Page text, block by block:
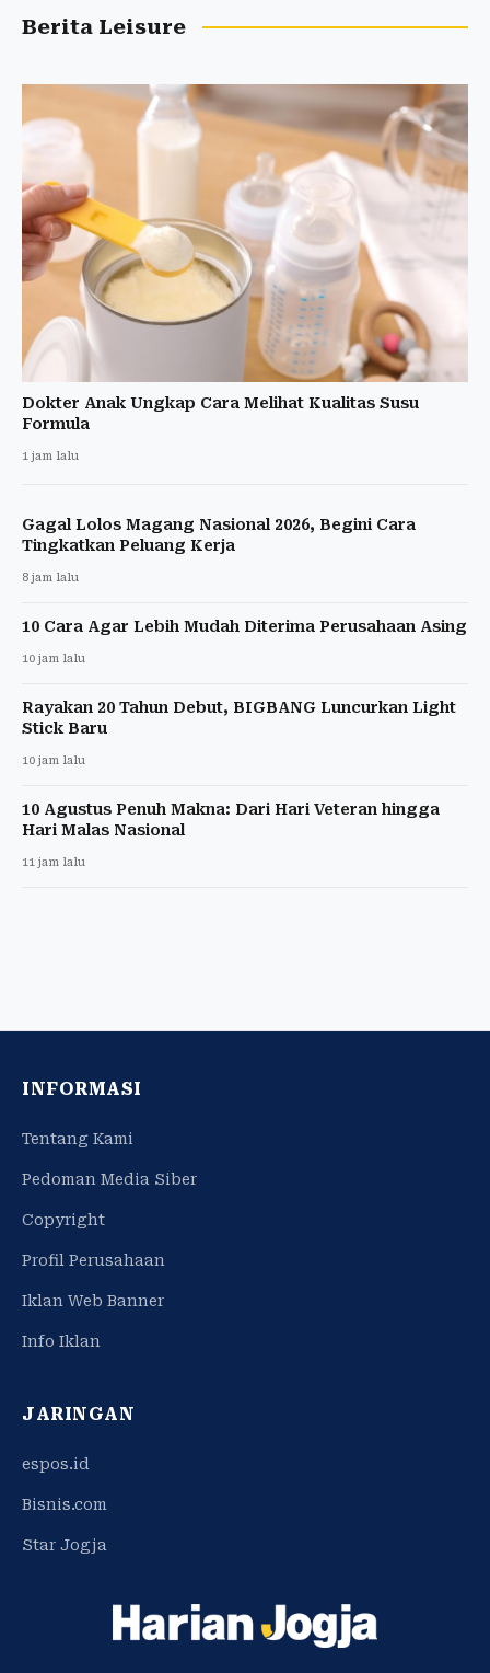
Berita Leisure
Dokter Anak Ungkap Cara Melihat Kualitas Susu
Formula
1 jam lalu
Gagal Lolos Magang Nasional 2026, Begini Cara
Tingkatkan Peluang Kerja
8 jam lalu
10 Cara Agar Lebih Mudah Diterima Perusahaan Asing
10 jam lalu
Rayakan 20 Tahun Debut, BIGBANG Luncurkan Light
Stick Baru
10 jam lalu
10 Agustus Penuh Makna: Dari Hari Veteran hingga
Hari Malas Nasional
11 jam lalu
INFORMASI
Tentang Kami
Pedoman Media Siber
Copyright
Profil Perusahaan
Iklan Web Banner
Info Iklan
JARINGAN
espos.id
Bisnis.com
Star Jogja